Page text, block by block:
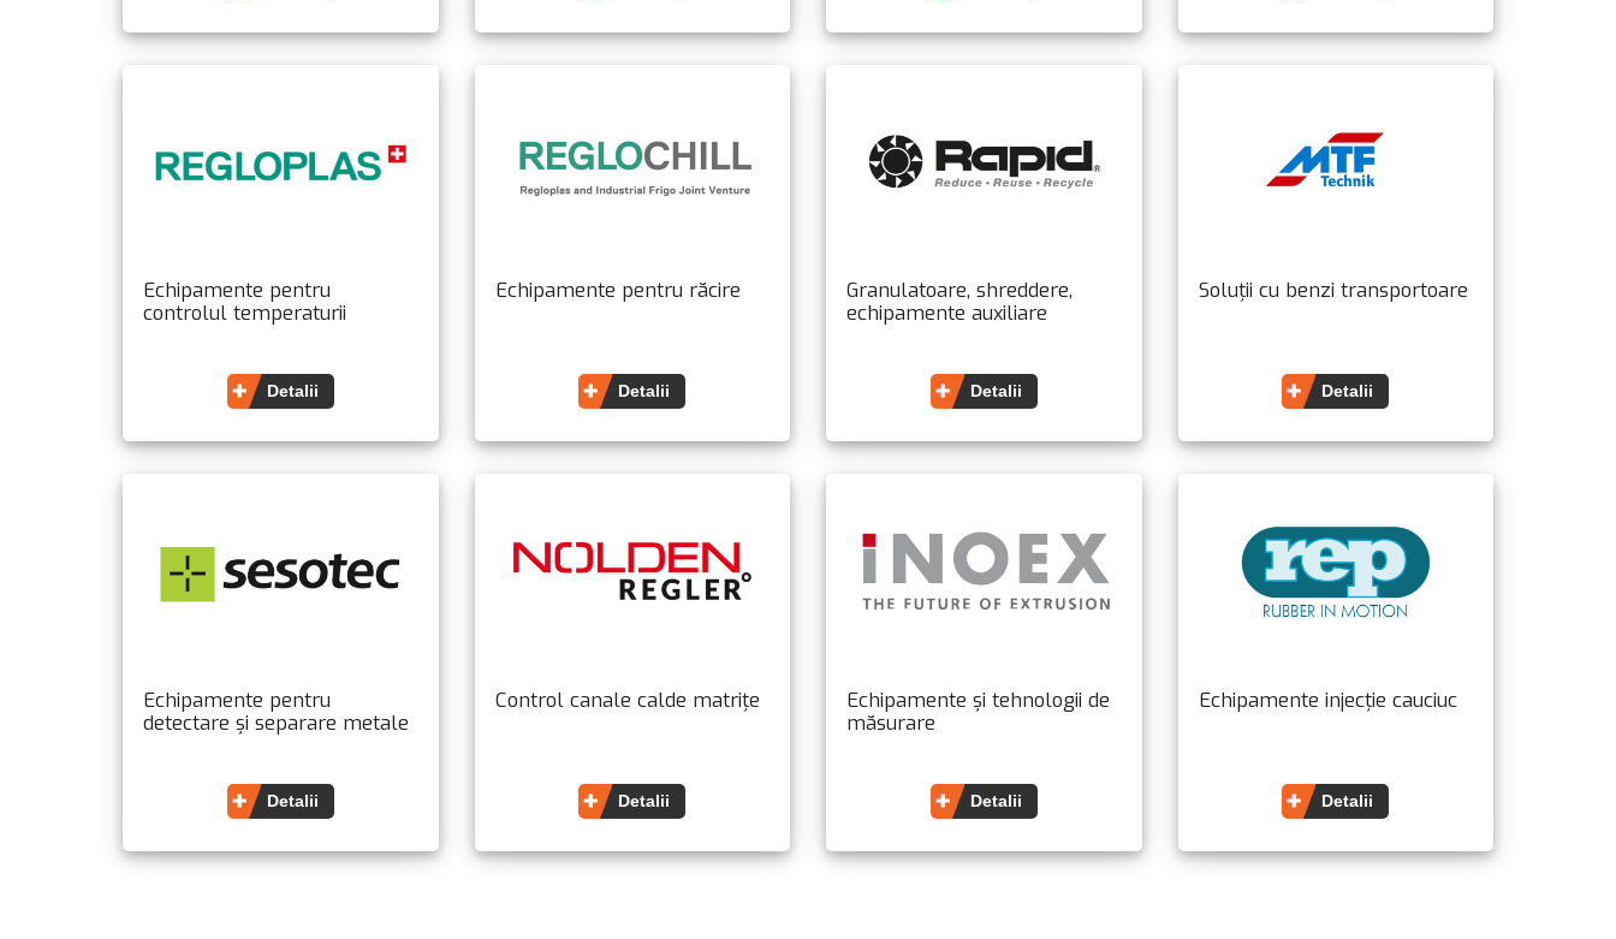
Echipamente pentru
controlul temperaturii
Detalii
Echipamente pentru răcire
Detalii
Granulatoare, shreddere,
echipamente auxiliare
Detalii
Soluții cu benzi transportoare
Detalii
Echipamente pentru
detectare și separare metale
Detalii
Control canale calde matrițe
Detalii
Echipamente și tehnologii de
măsurare
Detalii
Echipamente injecție cauciuc
Detalii